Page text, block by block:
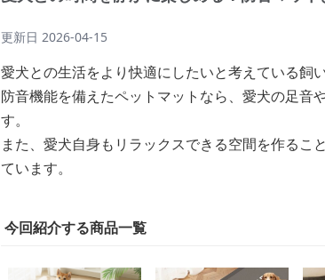
更新日 2026-04-15
愛犬との生活をより快適にしたいと考えている飼
防音機能を備えたペットマットなら、愛犬の足音
す。
また、愛犬自身もリラックスできる空間を作る
ています。
今回紹介する商品一覧